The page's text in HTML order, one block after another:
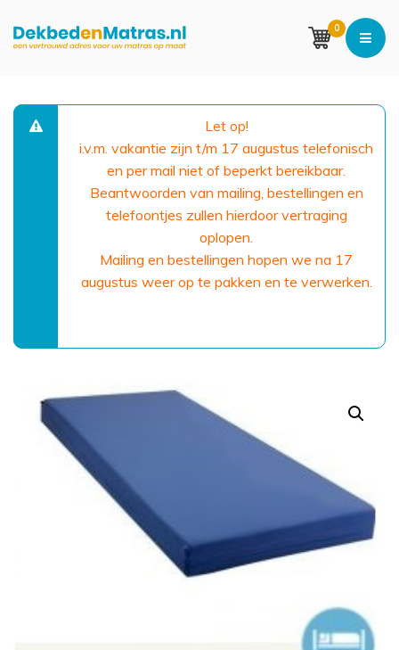
0
Let op!
i.v.m. vakantie zijn t/m 17 augustus telefonisch
en per mail niet of beperkt bereikbaar.
Beantwoorden van mailing, bestellingen en
telefoontjes zullen hierdoor vertraging
oplopen.
Mailing en bestellingen hopen we na 17
augustus weer op te pakken en te verwerken.